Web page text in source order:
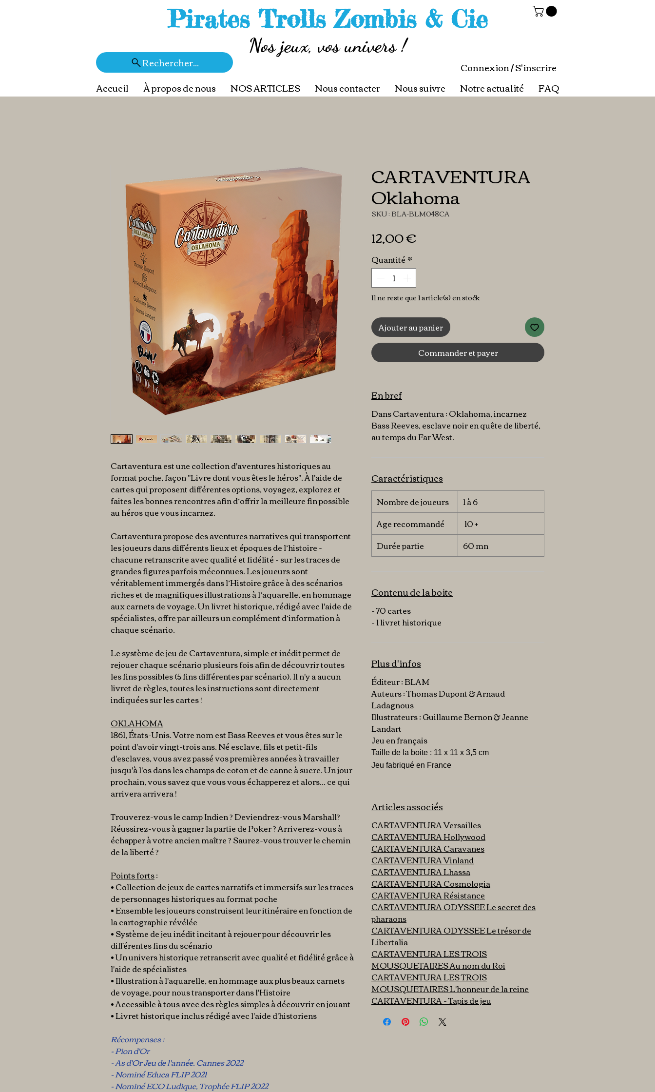
Pirates Trolls Zombis & Cie
Nos jeux, vos univers !
Connexion / S'inscrire
Rechercher...
Accueil
À propos de nous NOS ARTICLES Nous contacter Nous suivre Notre actualité FAQ
Cartaventura est une collection d'aventures historiques au
format poche, façon "Livre dont vous êtes le héros". À l'aide de
cartes qui proposent différentes options, voyagez, explorez et
faites les bonnes rencontres afin d’offrir la meilleure fin possible
au héros que vous incarnez.
Cartaventura propose des aventures narratives qui transportent
les joueurs dans différents lieux et époques de l’histoire -
chacune retranscrite avec qualité et fidélité - sur les traces de
grandes figures parfois méconnues. Les joueurs sont
véritablement immergés dans l’Histoire grâce à des scénarios
riches et de magnifiques illustrations à l’aquarelle, en hommage
aux carnets de voyage. Un livret historique, rédigé avec l'aide de
spécialistes, offre par ailleurs un complément d’information à
chaque scénario.
Le système de jeu de Cartaventura, simple et inédit permet de
rejouer chaque scénario plusieurs fois afin de découvrir toutes
les fins possibles (5 fins différentes par scénario). Il n'y a aucun
livret de règles, toutes les instructions sont directement
indiquées sur les cartes !
OKLAHOMA
1861, États-Unis. Votre nom est Bass Reeves et vous êtes sur le
point d'avoir vingt-trois ans. Né esclave, fils et petit-fils
d'esclaves, vous avez passé vos premières années à travailler
jusqu'à l'os dans les champs de coton et de canne à sucre. Un jour
prochain, vous savez que vous vous échapperez et alors... ce qui
arrivera arrivera !
Trouverez-vous le camp Indien ? Deviendrez-vous Marshall?
Réussirez-vous à gagner la partie de Poker ? Arriverez-vous à
échapper à votre ancien maître ? Saurez-vous trouver le chemin
de la liberté ?
Points forts:
• Collection de jeux de cartes narratifs et immersifs sur les traces
de personnages historiques au format poche
• Ensemble les joueurs construisent leur itinéraire en fonction de
la cartographie révélée
• Système de jeu inédit incitant à rejouer pour découvrir les
différentes fins du scénario
• Un univers historique retranscrit avec qualité et fidélité grâce à
l'aide de spécialistes
• Illustration à l'aquarelle, en hommage aux plus beaux carnets
de voyage, pour nous transporter dans l'Histoire
• Accessible à tous avec des règles simples à découvrir en jouant
• Livret historique inclus rédigé avec l'aide d'historiens
Récompenses:
- Pion d'Or
- As d'Or Jeu de l'année, Cannes 2022
- Nominé Educa FLIP 2021
- Nominé ECO Ludique, Trophée FLIP 2022
CARTAVENTURA
Oklahoma
SKU : BLA-BLM048CA
12,00 €Prix
Quantité *
Il ne reste que 1 article(s) en stock
Ajouter au panier
Commander et payer
En bref
Dans Cartaventura : Oklahoma, incarnez
Bass Reeves, esclave noir en quête de liberté,
au temps du Far West.
Caractéristiques
Nombre de joueurs
1 à 6
Age recommandé
10 +
Durée partie
60 mn
Contenu de la boite
- 70 cartes
- 1 livret historique
Plus d'infos
Éditeur : BLAM
Auteurs : Thomas Dupont & Arnaud
Ladagnous
Illustrateurs : Guillaume Bernon & Jeanne
Landart
Jeu en français
Taille de la boite : 11 x 11 x 3,5 cm
Jeu fabriqué en France
Articles associés
CARTAVENTURA Versailles
CARTAVENTURA Hollywood
CARTAVENTURA Caravanes
CARTAVENTURA Vinland
CARTAVENTURA Lhassa
CARTAVENTURA Cosmologia
CARTAVENTURA Résistance
CARTAVENTURA ODYSSEE Le secret des
pharaons
CARTAVENTURA ODYSSEE Le trésor de
Libertalia
CARTAVENTURA LES TROIS
MOUSQUETAIRES Au nom du Roi
CARTAVENTURA LES TROIS
MOUSQUETAIRES L'honneur de la reine
CARTAVENTURA - Tapis de jeu